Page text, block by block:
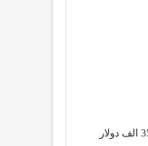
يستمر الدببة في التأثير على سوق العملات الرقمية حيث لا تزال الأسعار مستمرة بالهبوط ووصول سعر البيتكوين الى سعر 35 الف دولار